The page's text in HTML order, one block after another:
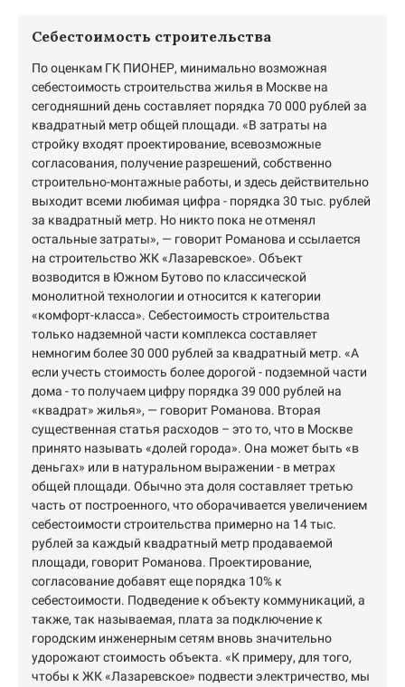
Себестоимость строительства
По оценкам ГК ПИОНЕР, минимально возможная
себестоимость строительства жилья в Москве на
сегодняшний день составляет порядка 70 000 рублей за
квадратный метр общей площади. «В затраты на
стройку входят проектирование, всевозможные
согласования, получение разрешений, собственно
строительно-монтажные работы, и здесь действительно
выходит всеми любимая цифра - порядка 30 тыс. рублей
за квадратный метр. Но никто пока не отменял
остальные затраты», — говорит Романова и ссылается
на строительство ЖК «Лазаревское». Объект
возводится в Южном Бутово по классической
монолитной технологии и относится к категории
«комфорт-класса». Себестоимость строительства
только надземной части комплекса составляет
немногим более 30 000 рублей за квадратный метр. «А
если учесть стоимость более дорогой - подземной части
дома - то получаем цифру порядка 39 000 рублей на
«квадрат» жилья», — говорит Романова. Вторая
существенная статья расходов – это то, что в Москве
принято называть «долей города». Она может быть «в
деньгах» или в натуральном выражении - в метрах
общей площади. Обычно эта доля составляет третью
часть от построенного, что оборачивается увеличением
себестоимости строительства примерно на 14 тыс.
рублей за каждый квадратный метр продаваемой
площади, говорит Романова. Проектирование,
согласование добавят еще порядка 10% к
себестоимости. Подведение к объекту коммуникаций, а
также, так называемая, плата за подключение к
городским инженерным сетям вновь значительно
удорожают стоимость объекта. «К примеру, для того,
чтобы к ЖК «Лазаревское» подвести электричество, мы